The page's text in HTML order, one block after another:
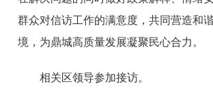
群众对信访工作的满意度，共同营造和
境，为鼎城高质量发展凝聚民心合力。
相关区领导参加接访。